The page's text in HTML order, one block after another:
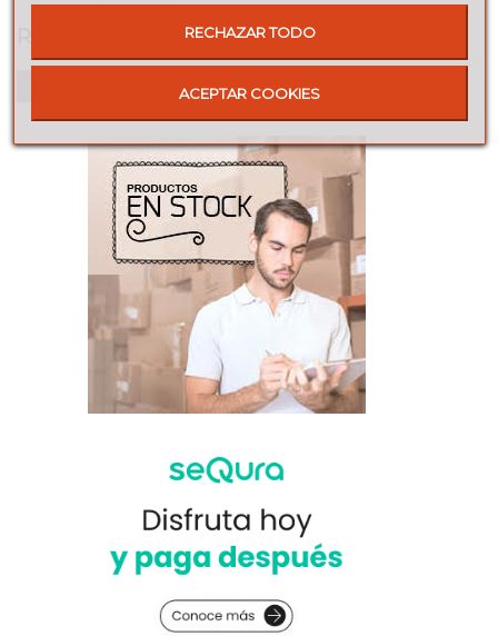
Para escribir una reseña debes estar registrado
RECHAZAR TODO
ACEPTAR COOKIES